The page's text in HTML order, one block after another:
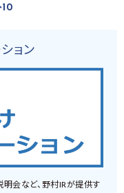
10
ョン
会など、野村IRが提供す